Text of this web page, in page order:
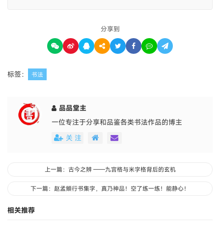
分享到
标签： 书法
品品堂主
一位专注于分享和品鉴各类书法作品的博主
关 注
上一篇：古今之辨 ——九宫格与米字格背后的玄机
下一篇：赵孟頫行书集字，真乃神品！空了练一练！能静心！
相关推荐